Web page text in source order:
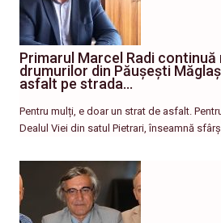
Primarul Marcel Radi
drumurilor din Păușești
asfalt pe strada…
Pentru mulți, e doar un strat de asfalt.
Dealul Viei din satul Pietrari, înseamnă